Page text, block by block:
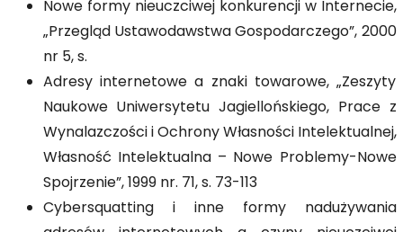
Nowe formy nieuczciwej konkurencji w Internecie,
„Przegląd Ustawodawstwa Gospodarczego”, 2000
nr 5, s.
Adresy internetowe a znaki towarowe, „Zeszyty
Naukowe Uniwersytetu Jagiellońskiego, Prace z
Wynalazczości i Ochrony Własności Intelektualnej,
Własność Intelektualna – Nowe Problemy-Nowe
Spojrzenie”, 1999 nr. 71, s. 73-113
Cybersquatting i inne formy nadużywania